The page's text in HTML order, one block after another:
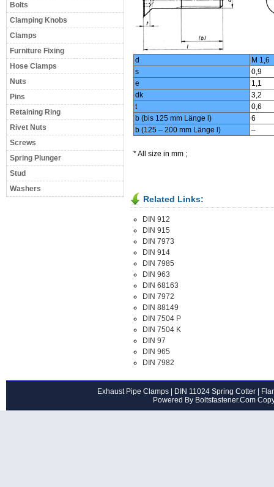
Bolts
Clamping Knobs
Clamps
Furniture Fixing
Hose Clamps
Nuts
Pins
Retaining Ring
Rivet Nuts
Screws
Spring Plunger
Stud
Washers
d
M 1,6
s
0,9
e
1,1
dk
3,2
t
0,6
b (bis 125 mm Länge l)
6
b (125 – 200 mm Länge l)
–
* All size in mm ;
Related Links:
DIN 912
DIN 915
DIN 7973
DIN 914
DIN 7985
DIN 963
DIN 68163
DIN 7972
DIN 88149
DIN 7504 P
DIN 7504 K
DIN 97
DIN 965
DIN 7982
Exhaust Pipe Clamps DIN 11024 Spring Cotter
Powered By Boltsfastener.Com